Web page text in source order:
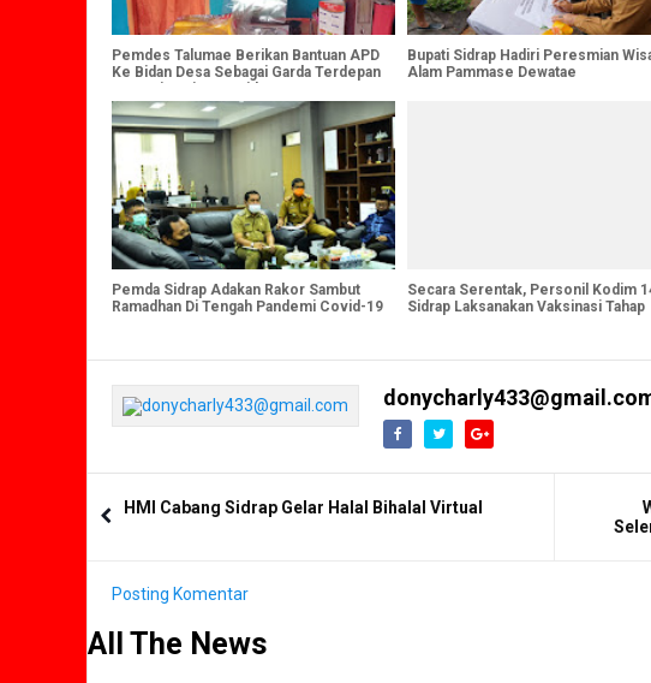
Pemdes Talumae Berikan Bantuan APD
Ke Bidan Desa Sebagai Garda Terdepan
Bupati Sidrap Hadiri Peresmian
Alam Pammase Dewatae
Pemda Sidrap Adakan Rakor Sambut
Ramadhan Di Tengah Pandemi Covid-19
Secara Serentak, Personil Kodim
Sidrap Laksanakan Vaksinasi Tahap
HMI Cabang Sidrap Gelar Halal Bihalal Virtual
Posting Komentar
All The News